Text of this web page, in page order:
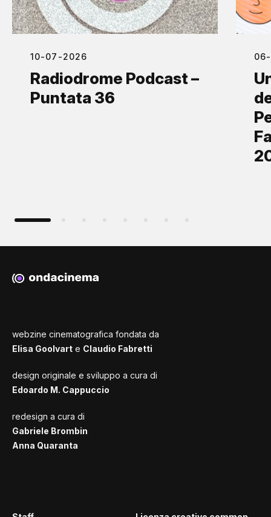
10-07-2026
Radiodrome Podcast –
Puntata 36
webzine cinematografica fondata da
Elisa Goolvart e Claudio Fabretti
design originale e sviluppo a cura di
Edoardo M. Cappuccio
redesign a cura di
Gabriele Brombin
Anna Quaranta